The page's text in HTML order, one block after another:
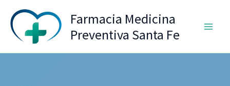
contenido
Farmacia Medicina
Preventiva Santa Fe